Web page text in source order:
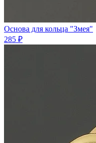
Основа для кольца "Змея"
285 ₽